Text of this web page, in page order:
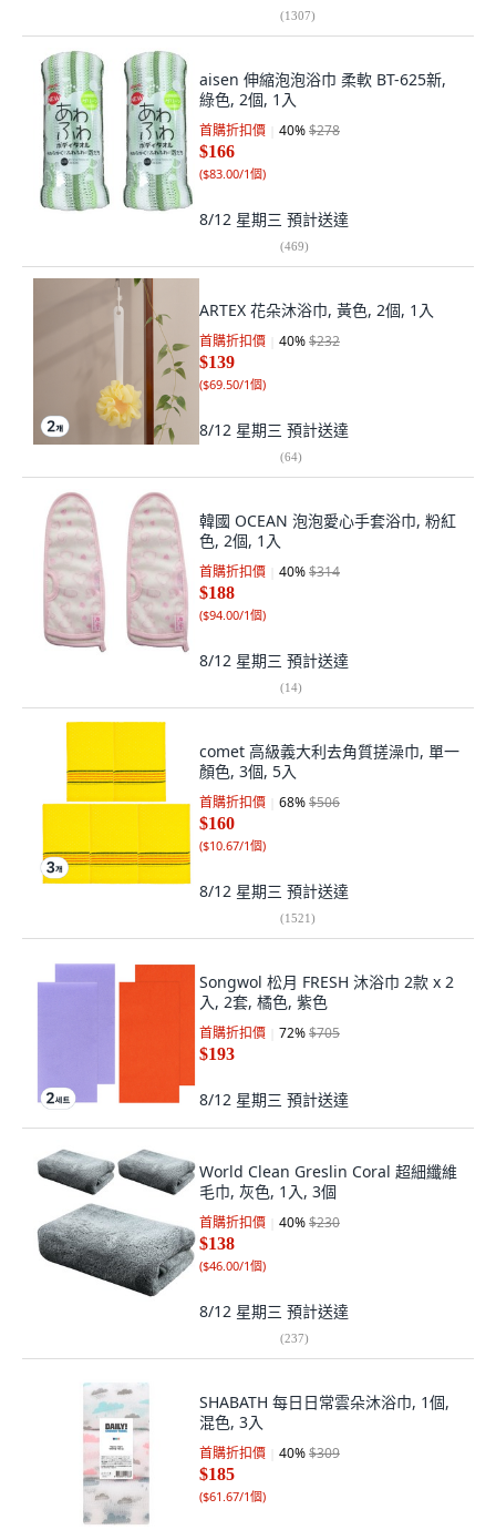
(1307)
aisen 伸縮泡泡浴巾 柔軟 BT-625新,
綠色, 2個, 1入
首購折扣價 40%$278
$166
($83.00/1個)
8/12 星期三 預計送達
(469)
ARTEX 花朵沐浴巾, 黃色, 2個, 1入
首購折扣價 40%$232
$139
($69.50/1個)
8/12 星期三 預計送達
(64)
韓國 OCEAN 泡泡愛心手套浴巾, 粉紅
色, 2個, 1入
首購折扣價 40%$314
$188
($94.00/1個)
8/12 星期三 預計送達
(14)
comet 高級義大利去角質搓澡巾, 單一
顏色, 3個, 5入
首購折扣價 68%$506
$160
($10.67/1個)
8/12 星期三 預計送達
(1521)
Songwol 松月 FRESH 沐浴巾 2款 x 2
入, 2套, 橘色, 紫色
首購折扣價 72%$705
$193
8/12 星期三 預計送達
World Clean Greslin Coral 超細纖維
毛巾, 灰色, 1入, 3個
首購折扣價 40%$230
$138
($46.00/1個)
8/12 星期三 預計送達
(237)
SHABATH 每日日常雲朵沐浴巾, 1個,
混色, 3入
首購折扣價 40%$309
$185
($61.67/1個)